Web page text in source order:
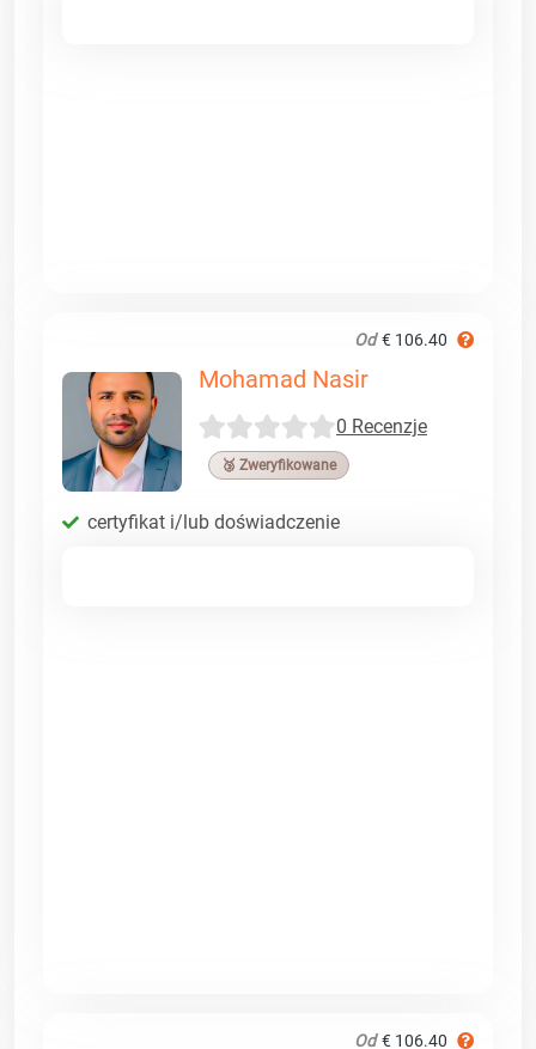
Od € 106.40
Mohamad Nasir
0 Recenzje
🥉 Zweryfikowane
certyfikat i/lub doświadczenie
Od € 106.40